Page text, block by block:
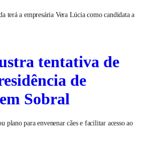
terá a empresária Vera Lúcia como candidata a
tentativa de
de
Sobral
plano para envenenar cães e facilitar acesso ao